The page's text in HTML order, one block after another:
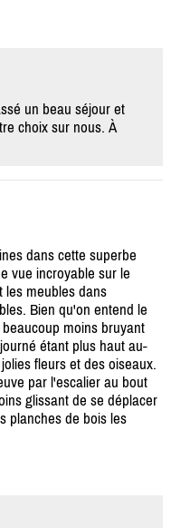
un beau séjour et
choix sur nous. À
dans cette superbe
vue incroyable sur le
les meubles dans
Bien qu'on entend le
moins bruyant
étant plus haut au-
fleurs et des oiseaux.
par l'escalier au bout
glissant de se déplacer
planches de bois les